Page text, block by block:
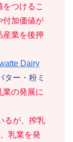
をつけるこ
付加価値が
産業を後押
Dairy
ター・粉ミ
業の発展に
るが、搾乳
乳業を発